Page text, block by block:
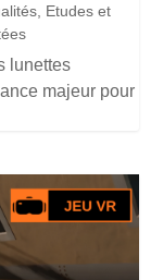
Etudes et
lunettes
majeur pour